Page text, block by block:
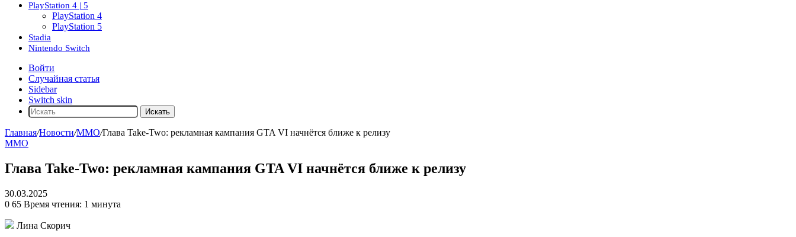
PlayStation 4 | 5
PlayStation 4
PlayStation 5
Stadia
Nintendo Switch
Войти
Случайная статья
Sidebar
Switch skin
Искать
Главная/Новости/ММО/Глава Take-Two: рекламная кампания GTA VI начнётся ближе к релизу
ММО
Глава Take-Two: рекламная кампания GTA VI начнётся ближе к релизу
30.03.2025
0 65 Время чтения: 1 минута
Лина Скорич